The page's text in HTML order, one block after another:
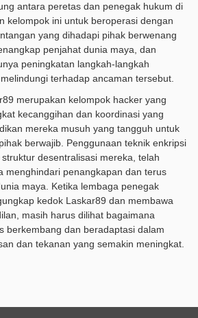
antara peretas dan penegak hukum di
kelompok ini untuk beroperasi dengan
yang dihadapi pihak berwenang
penjahat dunia maya, dan
peningkatan langkah-langkah
terhadap ancaman tersebut.
merupakan kelompok hacker yang
kecanggihan dan koordinasi yang
mereka musuh yang tangguh untuk
berwajib. Penggunaan teknik enkripsi
desentralisasi mereka, telah
menghindari penangkapan dan terus
maya. Ketika lembaga penegak
kedok Laskar89 dan membawa
masih harus dilihat bagaimana
berkembang dan beradaptasi dalam
dan tekanan yang semakin meningkat.